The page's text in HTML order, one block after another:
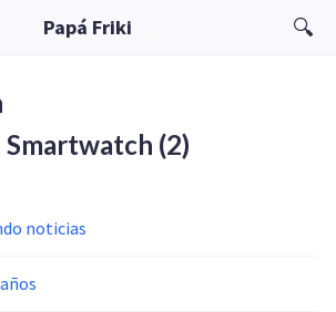
Papá Friki 🔍
(2)
noticias